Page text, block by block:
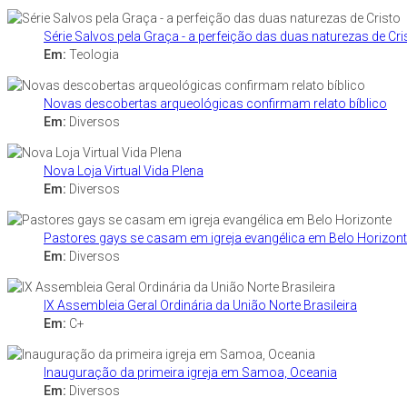
Série Salvos pela Graça - a perfeição das duas naturezas de
Em: Teologia
Novas descobertas arqueológicas confirmam relato bíblico
Em: Diversos
Nova Loja Virtual Vida Plena
Em: Diversos
Pastores gays se casam em igreja evangélica em Belo
Em: Diversos
IX Assembleia Geral Ordinária da União Norte Brasileira
Em: C+
Inauguração da primeira igreja em Samoa, Oceania
Em: Diversos